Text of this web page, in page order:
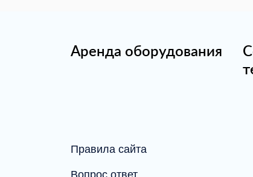
Аренда оборудования
Правила сайта
Вопрос ответ